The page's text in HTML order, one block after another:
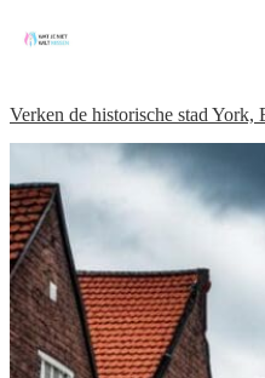
Verken de historische stad York,